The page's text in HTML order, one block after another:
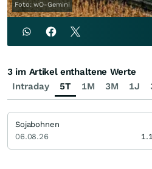
Foto: wO-Gemini
Intraday 5T 1M 3M 1J
3 im Artikel enthaltene Werte
Sojabohnen
06.08.26